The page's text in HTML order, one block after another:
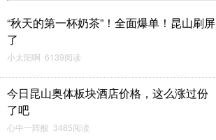
“秋天的第一杯奶茶”！全面爆单！昆山刷屏
了
小太阳啊 6139阅读
今日昆山奥体板块酒店价格，这么涨过份
了吧
心中一阵酸 3485阅读